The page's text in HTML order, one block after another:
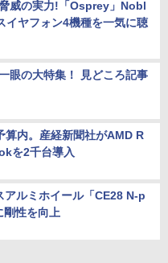
威の実力!「Osprey」Nobl
イヤフォン4機種を一気に聴
眼の大特集！ 見どころ記事
算内。産経新聞社がAMD R
を2千台導入
アルミホイール「CE28 N-p
性を向上